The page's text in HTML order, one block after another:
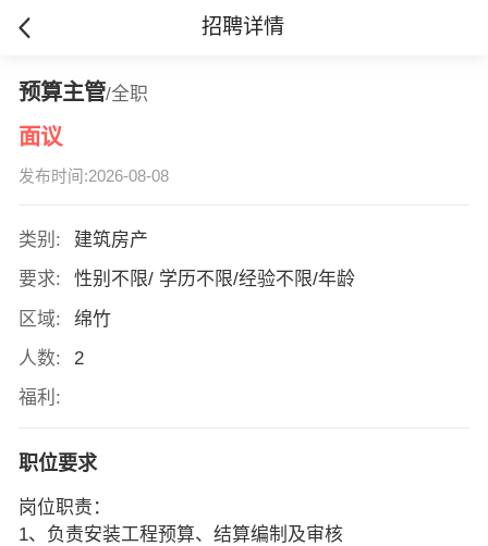
招聘详情
预算主管/全职
面议
发布时间:2026-08-08
类别:
建筑房产
要求:
性别不限/ 学历不限/经验不限/年龄
区域:
绵竹
人数:
2
福利:
职位要求
岗位职责：
1、负责安装工程预算、结算编制及审核